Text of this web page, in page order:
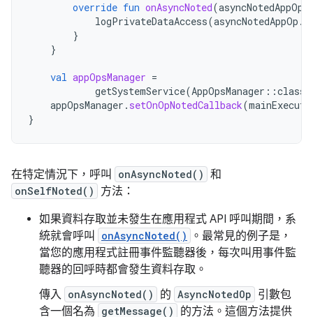
override fun onAsyncNoted(asyncNotedAppOp
logPrivateDataAccess(asyncNotedAppOp .
}
}
val appOpsManager =
getSystemService(AppOpsManager ::class
appOpsManager . setOnOpNotedCallback(
}
在特定情況下，呼叫 onAsyncNoted() 和
onSelfNoted()
方法：
如果資料存取並未發生在應用程式 API 呼叫期間，系
統就會呼叫
onAsyncNoted()
。最常見的例子是，
當您的應用程式註冊事件監聽器後，每次叫用事件監
聽器的回呼時都會發生資料存取。
傳入 onAsyncNoted() 的 AsyncNotedOp 引數包
含一個名為 getMessage()
的方法。這個方法提供